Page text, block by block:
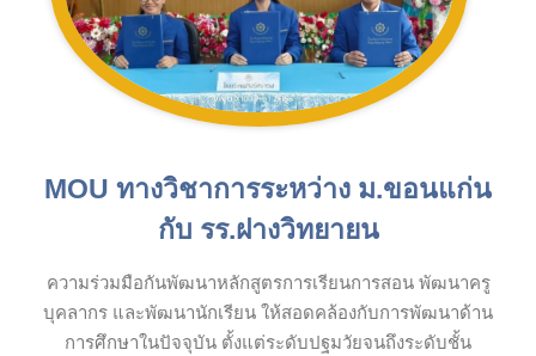
MOU ทางวิชาการระหว่าง ม.ขอนแก่น
กับ รร.ฝางวิทยายน
ความร่วมมือกันพัฒนาหลักสูตรการเรียนการสอน พัฒนาครู
บุคลากร และพัฒนานักเรียน ให้สอดคล้องกับการพัฒนาด้าน
การศึกษาในปัจจุบัน ตั้งแต่ระดับปฐมวัยจนถึงระดับชั้น